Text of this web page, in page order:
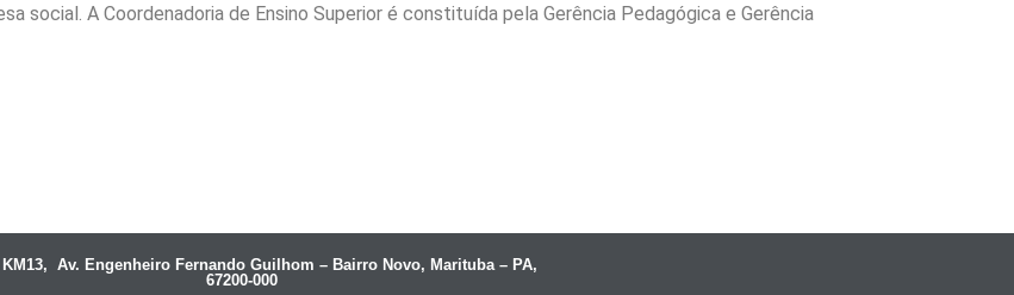
social. A Coordenadoria de Ensino Superior é constituída pela Gerência Pedagógica e Gerência
KM13, Av. Engenheiro Fernando Guilhom – Bairro Novo, Marituba – PA,
67200-000